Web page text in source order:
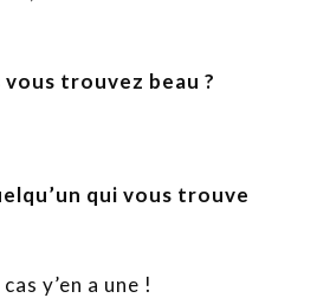
trouvez beau ?
qui vous trouve
y’en a une !